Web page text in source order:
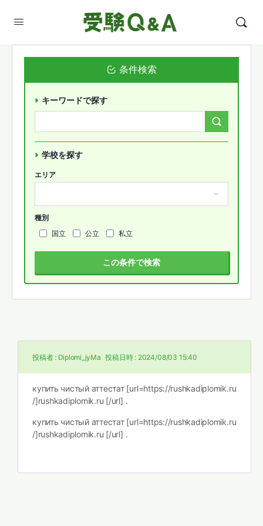
投稿者 : Diplomi_jyMa 投稿日時 : 2024/08/03 15:40
купить чистый аттестат [url=https://rushkadiplomik.ru
/]rushkadiplomik.ru [/url] .
купить чистый аттестат [url=https://rushkadiplomik.ru
/]rushkadiplomik.ru [/url] .
条件検索
キーワードで探す
学校を探す
エリア
種別
国立
公立 私立
この条件で検索